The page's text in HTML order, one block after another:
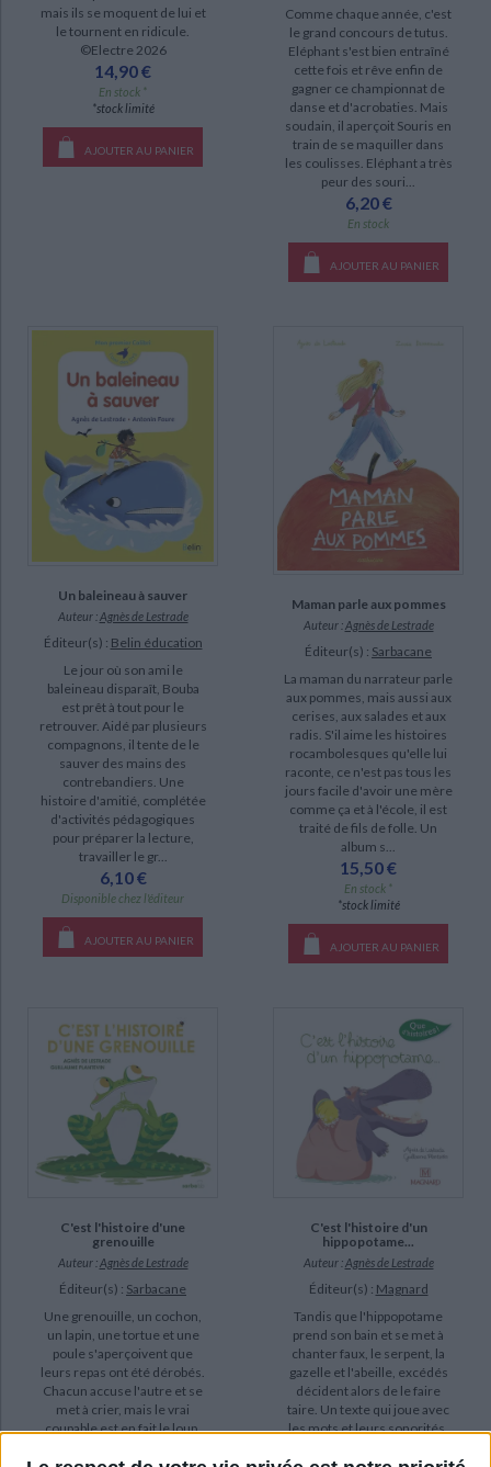
mais ils se moquent de lui et
le tournent en ridicule.
©Electre 2026
14,90 €
En stock *
*stock limité
AJOUTER AU PANIER
Comme chaque année, c'est
le grand concours de tutus.
Eléphant s'est bien entraîné
cette fois et rêve enfin de
gagner ce championnat de
danse et d'acrobaties. Mais
soudain, il aperçoit Souris en
train de se maquiller dans
les coulisses. Eléphant a très
peur des souri...
6,20 €
En stock
AJOUTER AU PANIER
Un baleineau à sauver
Auteur :Agnès de Lestrade
Éditeur(s) : Belin éducation
Le jour où son ami le
baleineau disparaît, Bouba
est prêt à tout pour le
retrouver. Aidé par plusieurs
compagnons, il tente de le
sauver des mains des
contrebandiers. Une
histoire d'amitié, complétée
d'activités pédagogiques
pour préparer la lecture,
travailler le gr...
6,10 €
Disponible chez l'éditeur
AJOUTER AU PANIER
Maman parle aux pommes
Auteur :Agnès de Lestrade
Éditeur(s) : Sarbacane
La maman du narrateur parle
aux pommes, mais aussi aux
cerises, aux salades et aux
radis. S'il aime les histoires
rocambolesques qu'elle lui
raconte, ce n'est pas tous les
jours facile d'avoir une mère
comme ça et à l'école, il est
traité de fils de folle. Un
album s...
15,50 €
En stock *
*stock limité
AJOUTER AU PANIER
C'est l'histoire d'une
grenouille
Auteur :Agnès de Lestrade
Éditeur(s) : Sarbacane
Une grenouille, un cochon,
un lapin, une tortue et une
poule s'aperçoivent que
leurs repas ont été dérobés.
Chacun accuse l'autre et se
met à crier, mais le vrai
coupable est en fait le loup.
C'est l'histoire d'un
hippopotame...
Auteur :Agnès de Lestrade
Éditeur(s) : Magnard
Tandis que l'hippopotame
prend son bain et se met à
chanter faux, le serpent, la
gazelle et l'abeille, excédés
décident alors de le faire
taire. Un texte qui joue avec
les mots et leurs sonorités.